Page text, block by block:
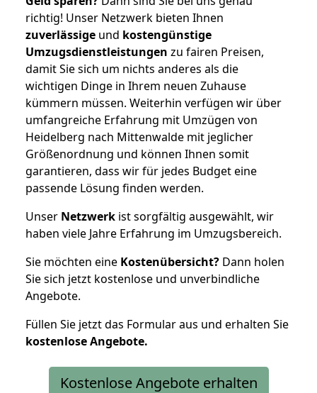
richtig! Unser Netzwerk bieten Ihnen
zuverlässige und kostengünstige
Umzugsdienstleistungen zu fairen Preisen,
damit Sie sich um nichts anderes als die
wichtigen Dinge in Ihrem neuen Zuhause
kümmern müssen. Weiterhin verfügen wir über
umfangreiche Erfahrung mit Umzügen von
Heidelberg nach Mittenwalde mit jeglicher
Größenordnung und können Ihnen somit
garantieren, dass wir für jedes Budget eine
passende Lösung finden werden.
Unser Netzwerk ist sorgfältig ausgewählt, wir
haben viele Jahre Erfahrung im Umzugsbereich.
Sie möchten eine Kostenübersicht? Dann holen
Sie sich jetzt kostenlose und unverbindliche
Angebote.
Füllen Sie jetzt das Formular aus und erhalten Sie
kostenloseAngebote.
Kostenlose Angebote erhalten